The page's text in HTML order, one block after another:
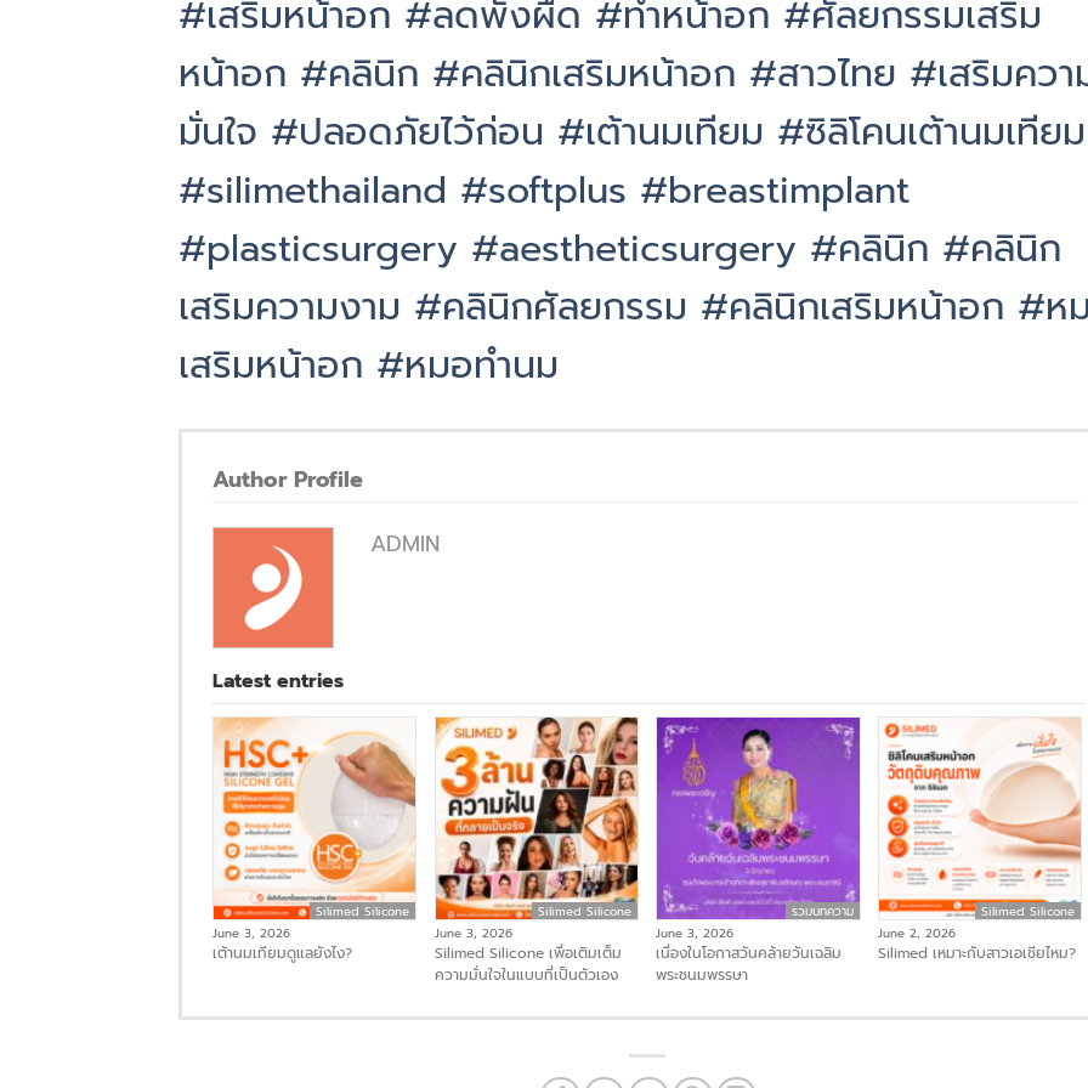
#เสริมหน้าอก #ลดพังผืด #ทำหน้าอก #ศัลยกรรมเสริม
หน้าอก #คลินิก #คลินิกเสริมหน้าอก #สาวไทย #เสริมควา
มั่นใจ #ปลอดภัยไว้ก่อน #เต้านมเทียม #ซิลิโคนเต้านมเทียม
#silimethailand #softplus #breastimplant
#plasticsurgery #aestheticsurgery #คลินิก #คลินิก
เสริมความงาม #คลินิกศัลยกรรม #คลินิกเสริมหน้าอก #ห
เสริมหน้าอก #หมอทำนม
Author Profile
ADMIN
Latest entries
Silimed Silicone
June 3, 2026
เต้านมเทียมดูแลยังไง?
Silimed Silicone
June 3, 2026
Silimed Silicone เพื่อเติมเต็ม
ความมั่นใจในแบบที่เป็นตัวเอง
รวมบทความ
June 3, 2026
เนื่องในโอกาสวันคล้ายวันเฉลิม
พระชนมพรรษา
Silimed Silicone
June 2, 2026
Silimed เหมาะกับสาวเอเชียไหม?